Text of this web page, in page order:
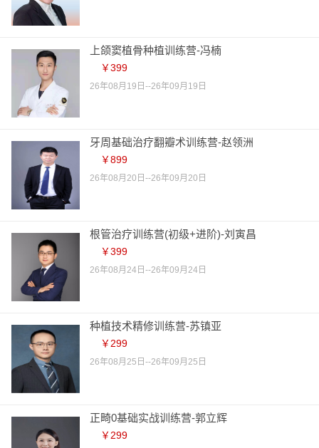
上颌窦植骨种植训练营-冯楠
￥399
26年08月19日--26年09月19日
牙周基础治疗翻瓣术训练营-赵领洲
￥899
26年08月20日--26年09月20日
根管治疗训练营(初级+进阶)-刘寅昌
￥399
26年08月24日--26年09月24日
种植技术精修训练营-苏镇亚
￥299
26年08月25日--26年09月25日
正畸0基础实战训练营-郭立辉
￥299